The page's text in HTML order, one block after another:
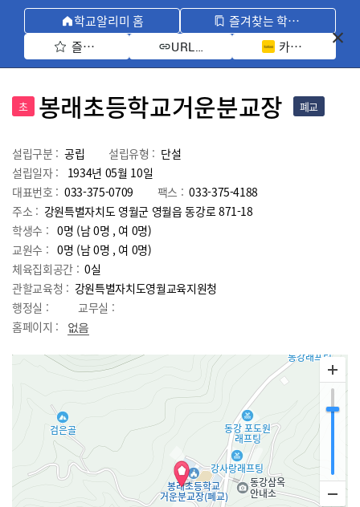
학교알리미 홈
즐겨찾는 학교 모아보기
즐겨찾기 선택
URL 복사 카카오톡 공유
초 봉래초등학교거운분교장 폐교
설립구분 : 공립 설립유형 : 단설
설립일자 :
1934년 05월 10일
대표번호 : 033-375-0709 팩스 : 033-375-4188
주소 : 강원특별자치도 영월군 영월읍 동강로 871-18
학생수 : 0명 (남 0명 , 여 0명)
교원수 : 0명 (남0명 , 여 0명)
체육집회공간 : 0실
관할교육청 : 강원특별자치도영월교육지원청
행정실 :
교무실 :
홈페이지 :
없음